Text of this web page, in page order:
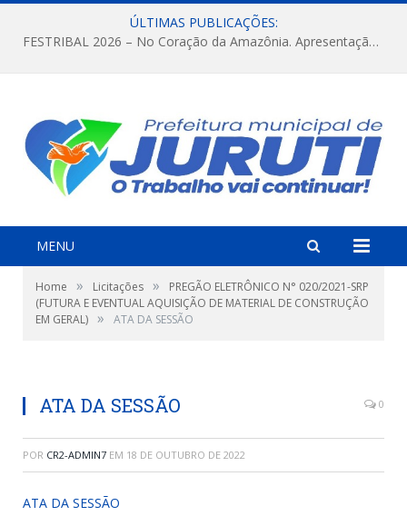
ÚLTIMAS PUBLICAÇÕES:
FESTRIBAL 2026 – No Coração da Amazônia. Apresentação da Munduruku.
MENU
Home » Licitações »
PREGÃO ELETRÔNICO N° 020/2021-SRP
(FUTURA E EVENTUAL AQUISIÇÃO DE MATERIAL DE CONSTRUÇÃO
EM GERAL) » ATA DA SESSÃO
ATA DA SESSÃO 0
POR CR2-ADMIN7 EM 18 DE OUTUBRO DE 2022
ATA DA SESSÃO